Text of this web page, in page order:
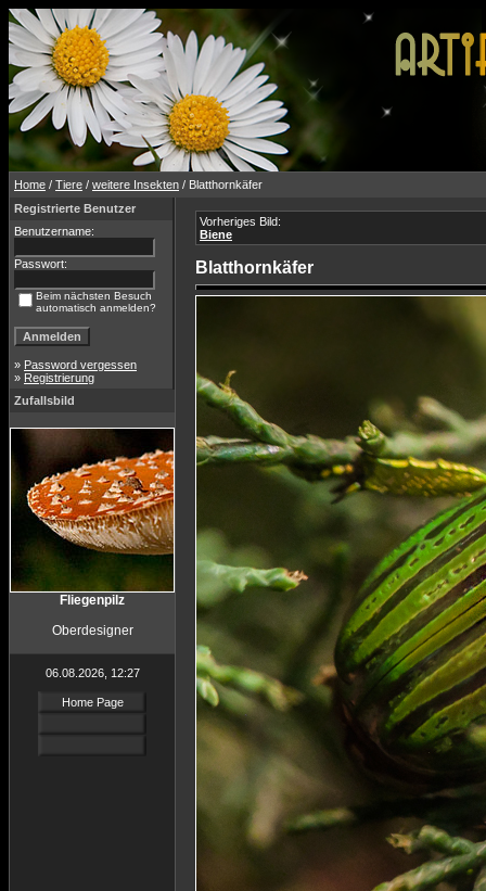
Home / Tiere / weitere Insekten / Blatthornkäfer
Registrierte Benutzer
Benutzername:
Passwort:
Beim nächsten Besuch
automatisch anmelden?
» Password vergessen
» Registrierung
Zufallsbild
Fliegenpilz
Oberdesigner
06.08.2026, 12:27
Home Page
Vorheriges Bild:
Biene
Blatthornkäfer